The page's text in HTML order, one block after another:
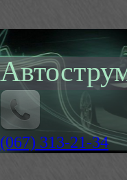
(067) 313-21-34